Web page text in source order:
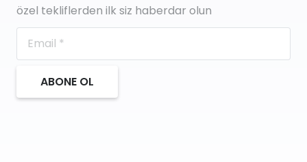
özel tekliflerden ilk siz haberdar olun
ABONE OL